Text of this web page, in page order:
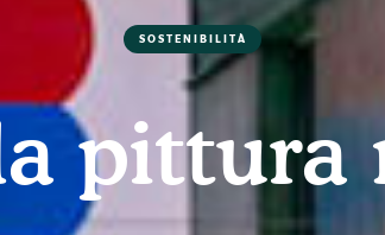
SOSTENIBILITÀ
pittura